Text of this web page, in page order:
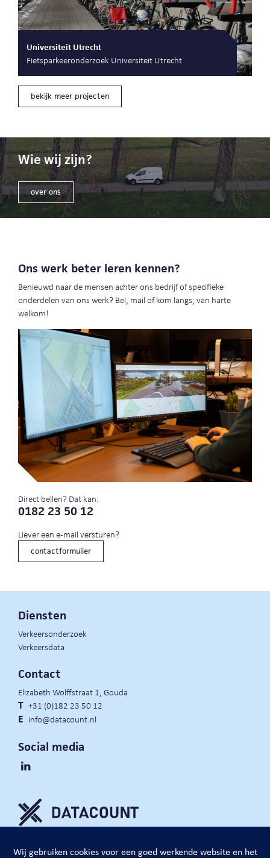
Universiteit Utrecht
Fietsparkeeronderzoek Universiteit Utrecht
bekijk meer projecten
Wie wij zijn?
over ons
Ons werk beter leren kennen?
Benieuwd naar de mensen achter ons bedrijf of specifieke
onderdelen van ons werk? Bel, mail of kom langs; van harte
welkom!
Direct bellen? Dat kan:
0182 23 50 12
Liever een e-mail versturen?
contactformulier
Diensten
Verkeersonderzoek
Verkeersdata
Contact
Elizabeth Wolffstraat 1, Gouda
T +31 (0)182 23 50 12
E info@datacount.nl
Social media